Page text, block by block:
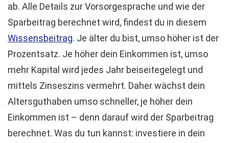
ab. Alle Details zur Vorsorgesprache und wie der
Sparbeitrag berechnet wird, findest du in diesem
Wissensbeitrag. Je älter du bist, umso höher ist der
Prozentsatz. Je höher dein Einkommen ist, umso
mehr Kapital wird jedes Jahr beiseitegelegt und
mittels Zinseszins vermehrt. Daher wächst dein
Altersguthaben umso schneller, je höher dein
Einkommen ist – denn darauf wird der Sparbeitrag
berechnet. Was du tun kannst: investiere in dein